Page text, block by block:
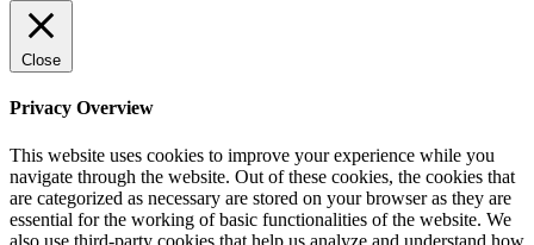
Close
Privacy Overview
This website uses cookies to improve your experience while you
navigate through the website. Out of these cookies, the cookies that
are categorized as necessary are stored on your browser as they are
essential for the working of basic functionalities of the website. We
also use third-party cookies that help us analyze and understand how